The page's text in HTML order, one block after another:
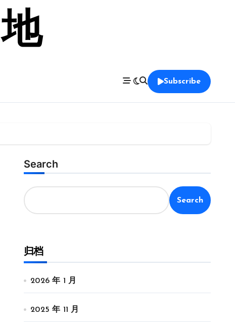
Subscribe
Search
Search
归档
2026 年 1 月
2025 年 11 月